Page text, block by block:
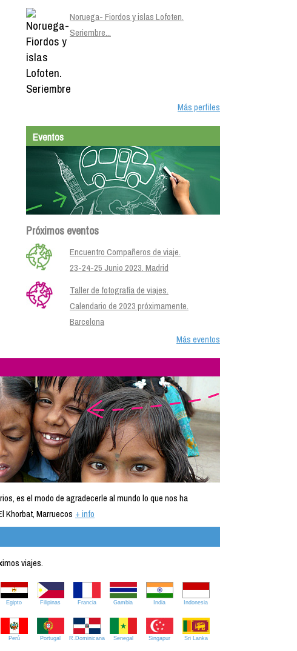
Noruega- Fiordos y islas Lofoten.
Seriembre...
Más perfiles
Eventos
Próximos eventos
Encuentro Compañeros de viaje.
23-24-25 Junio 2023. Madrid
Taller de fotografía de viajes.
Calendario de 2023 próximamente.
Barcelona
Más eventos
es el modo de agradecerle al mundo lo que nos ha
Khorbat, Marruecos + info
viajes.
Egipto Filipinas Francia Gambia India Indonesia
Perú Portugal R.Dominicana Senegal Singapur Sri Lanka